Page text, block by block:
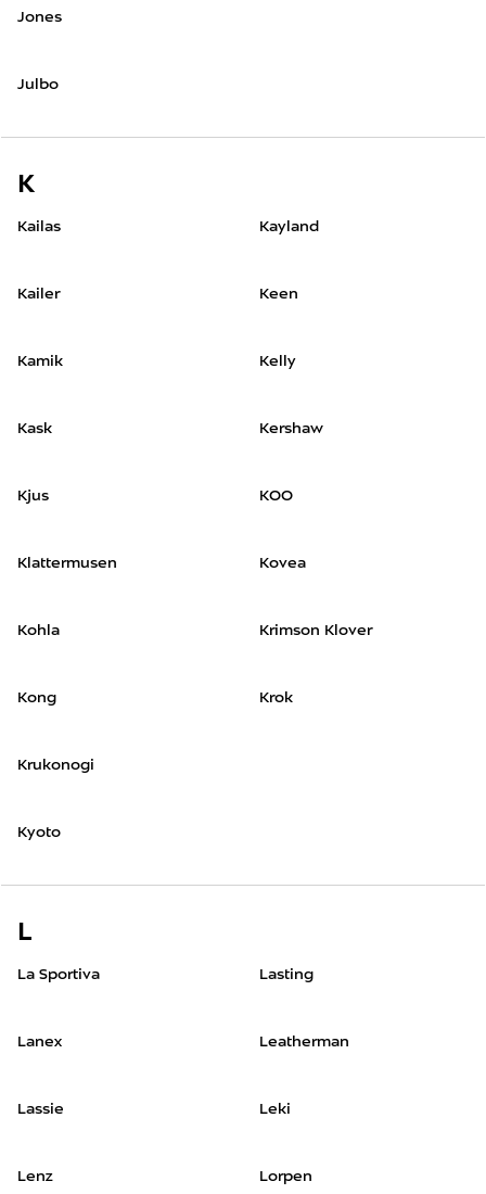
Jones
Julbo
K
Kailas
Kailer
Kamik
Kask
Kayland
Keen
Kelly
Kershaw
Kjus
Klattermusen
Kohla
Kong
KOO
Kovea
Krimson Klover
Krok
Krukonogi
Kyoto
L
La Sportiva
Lanex
Lassie
Lasting
Leatherman
Leki
Lenz Lorpen